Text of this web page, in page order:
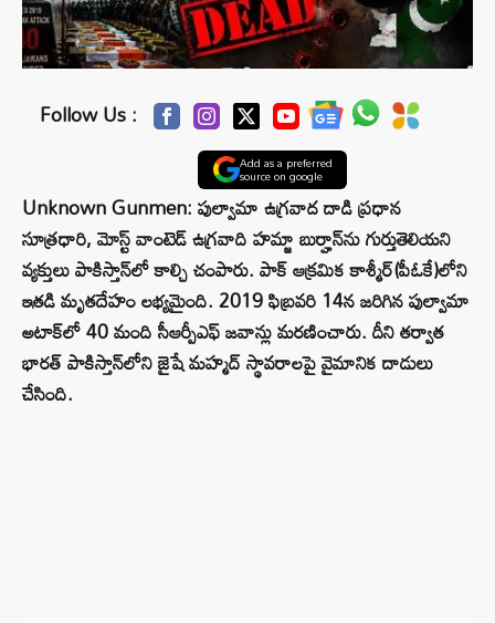
Follow Us :
Add as a preferred
source on google
Unknown Gunmen: పుల్వామా ఉగ్రవాద దాడి ప్రధాన
సూత్రధారి, మోస్ట్ వాంటెడ్ ఉగ్రవాది హమ్జా బుర్హాన్‌ను గుర్తుతెలియని
వ్యక్తులు పాకిస్తాన్‌లో కాల్చి చంపారు. పాక్ ఆక్రమిక కాశ్మీర్(పీఓకే)లోని
ఇతడి మృతదేహం లభ్యమైంది. 2019 ఫిబ్రవరి 14న జరిగిన పుల్వామా
అటాక్‌లో 40 మంది సీఆర్పీఎఫ్ జవాన్లు మరణించారు. దీని తర్వాత
భారత్ పాకిస్తాన్‌లోని జైషే మహ్మద్ స్థావరాలపై వైమానిక దాడులు
చేసింది.